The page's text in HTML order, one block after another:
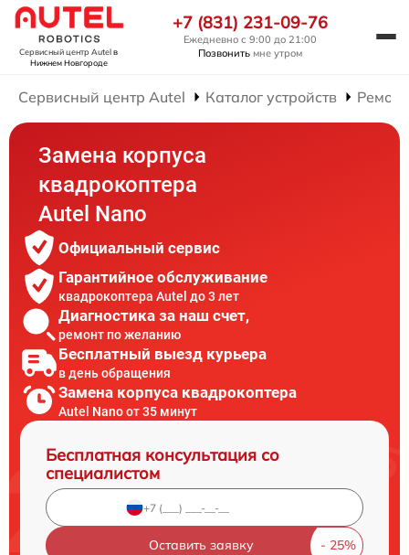
Сервисный центр Autelв
Нижнем Новгороде
+7 (831) 231-09-76
Ежедневно с 9:00 до 21:00
Позвонить мне утром
Сервисный центр Autel Каталог устройств
Замена корпуса
квадрокоптера
Autel Nano
Официальный сервис
Гарантийное обслуживание
квадрокоптера Autel до 3 лет
Диагностика за наш счет,
ремонт по желанию
Бесплатный выезд курьера
в день обращения
Замена корпуса квадрокоптера
Autel Nano от 35 минут
Бесплатная консультация со
специалистом
Оставить заявку